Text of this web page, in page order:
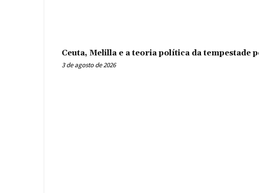
Ceuta, Melilla e a teoria política da tempestade
3 de agosto de 2026